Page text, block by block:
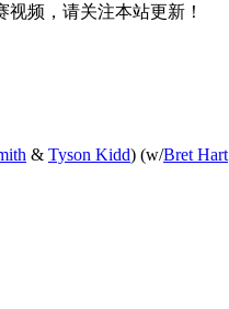
频，请关注本站更新！
& Tyson Kidd) (w/Bret Hart